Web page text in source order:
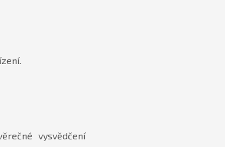
vysvědčení